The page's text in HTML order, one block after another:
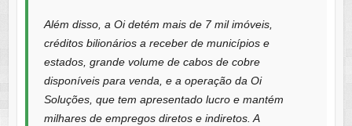
Além disso, a Oi detém mais de 7 mil imóveis,
créditos bilionários a receber de municípios e
estados, grande volume de cabos de cobre
disponíveis para venda, e a operação da Oi
Soluções, que tem apresentado lucro e mantém
milhares de empregos diretos e indiretos. A